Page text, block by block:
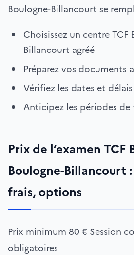
Boulogne-Billancourt se
Choisissez un centre TCF
Billancourt agréé
Préparez vos documents
Vérifiez les dates et
Anticipez les périodes
Prix de l’examen TCF
Boulogne-Billancourt
frais, options
Prix minimum 80 € Session
obligatoires